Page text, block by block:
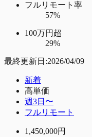
フルリモート率
57%
100万円超
29%
最終更新日:2026/04/09
新着
高単価
週3日〜
フルリモート
1,450,000円